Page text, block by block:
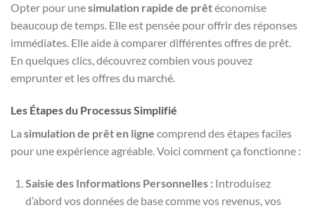
Opter pour unesimulation rapide de prêtéconomise
beaucoup de temps. Elle est pensée pour offrir des réponses
immédiates. Elle aide à comparer différentes offres de prêt.
En quelques clics, découvrez combien vous pouvez
emprunter et les offres du marché.
Les Étapes du Processus Simplifié
La simulation de prêt en ligne comprend des étapes faciles
pour une expérience agréable. Voici comment ça fonctionne :
Saisie des Informations Personnelles :Introduisez
d’abord vos données de base comme vos revenus, vos